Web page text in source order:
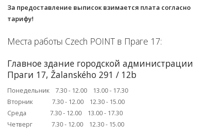
За предоставление выписок взимается плата согласно
тарифу!
Места работы Czech POINT в Праге 17:
Главное здание городской администрации
Праги 17, Žalanského 291 / 12b
Понедельник 7.30 - 12.00 13.00 - 17.30
Вторник 7.30 - 12.00 12.30 - 15.00
Среда 7.30 - 12.00 13.00 - 17.30
Четверг 7.30 - 12.00 12.30 - 15.00